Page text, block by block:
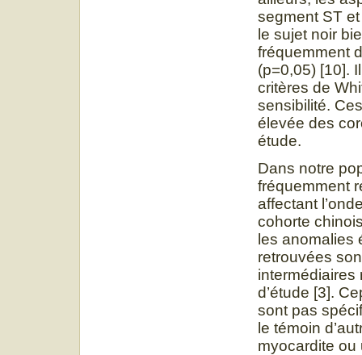
segment ST
le sujet noir
fréquemment
(p=0,05) [10].
critères de
sensibilité.
élevée des
étude.
Dans notre
fréquemment
affectant
cohorte
les anomalies
retrouvées
intermédiaires
d’étude [3].
sont pas
le témoin
myocardite ou